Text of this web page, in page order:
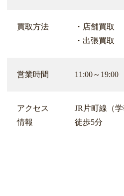
買取方法
・店舗買取
・出張買取
営業時間 11:00～19:00
アクセス
情報
JR片町線（
徒歩5分